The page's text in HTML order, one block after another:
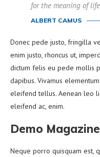
for the meaning of
ALBERT CAMUS
Donec pede justo, fringilla
enim justo, rhoncus ut,
dictum felis eu pede mollis
dapibus. Vivamus
eleifend tellus. Aenean leo
eleifend ac, enim.
Demo
Neque porro quisquam est,